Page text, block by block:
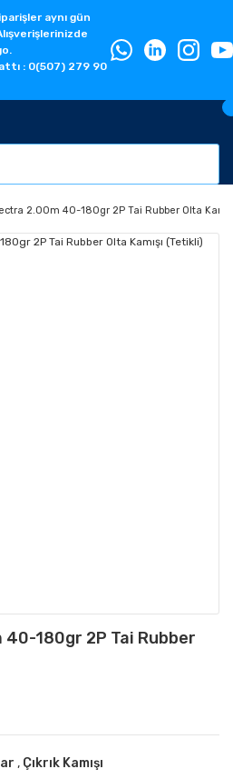
aynı gün
: 0(507) 279 90
2.00m 40-180gr 2P Tai Rubber Olta
180gr 2P Tai Rubber
, Çıkrık Kamışı